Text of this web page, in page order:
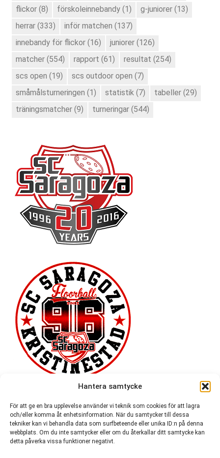
Hantera samtycke
För att ge en bra upplevelse använder vi teknik som cookies för att lagra
och/eller komma åt enhetsinformation. När du samtycker till dessa
tekniker kan vi behandla data som surfbeteende eller unika ID:n på denna
webbplats. Om du inte samtycker eller om du återkallar ditt samtycke kan
detta påverka vissa funktioner negativt.
flickor (8) förskoleinnebandy (1) g-juniorer (13)
herrar (333) inför matchen (137)
innebandy för flickor (16) juniorer (126)
matcher (554) rapport (61) resultat (254)
scs open (19) scs outdoor open (7)
småmålsturneringen (1) statistik (7) tabeller (29)
träningsmatcher (9) turneringar (544)